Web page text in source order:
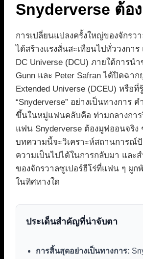
Snyderverse ต้อ
การเปลี่ยนแปลงครั้งใหญ่ของจักรว
ได้สร้างแรงสั่นสะเทือนไปทั่ววงการ
DC Universe (DCU) ภายใต้การนำ
Gunn และ Peter Safran ได้ปิดฉาก
Extended Universe (DCEU) หรือ
“Snyderverse” อย่างเป็นทางการ
ขึ้นในหมู่แฟนคลับคือ ท่ามกลางการ
แฟน Snyderverse ต้องมูฟออนจริง
บทความนี้จะวิเคราะห์สถานการณ์ปั
ความเป็นไปได้ในการกลับมา และ
ของจักรวาลซูเปอร์ฮีโร่ที่แฟน ๆ ผูก
ในทิศทางใด
ประเด็นสำคัญที่น่าจับตา
การสิ้นสุดอย่างเป็นทางการ: